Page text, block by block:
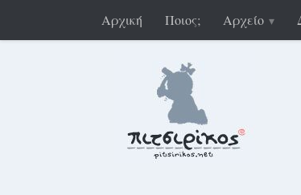
Αρχική Ποιος; Αρχείο